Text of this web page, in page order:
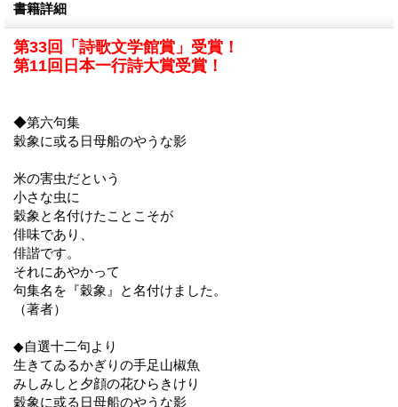
書籍詳細
第33回「詩歌文学館賞」受賞！
第11回日本一行詩大賞受賞！
◆第六句集
穀象に或る日母船のやうな影
米の害虫だという
小さな虫に
穀象と名付けたことこそが
俳味であり、
俳諧です。
それにあやかって
句集名を『穀象』と名付けました。
（著者）
◆自選十二句より
生きてゐるかぎりの手足山椒魚
みしみしと夕顔の花ひらきけり
穀象に或る日母船のやうな影